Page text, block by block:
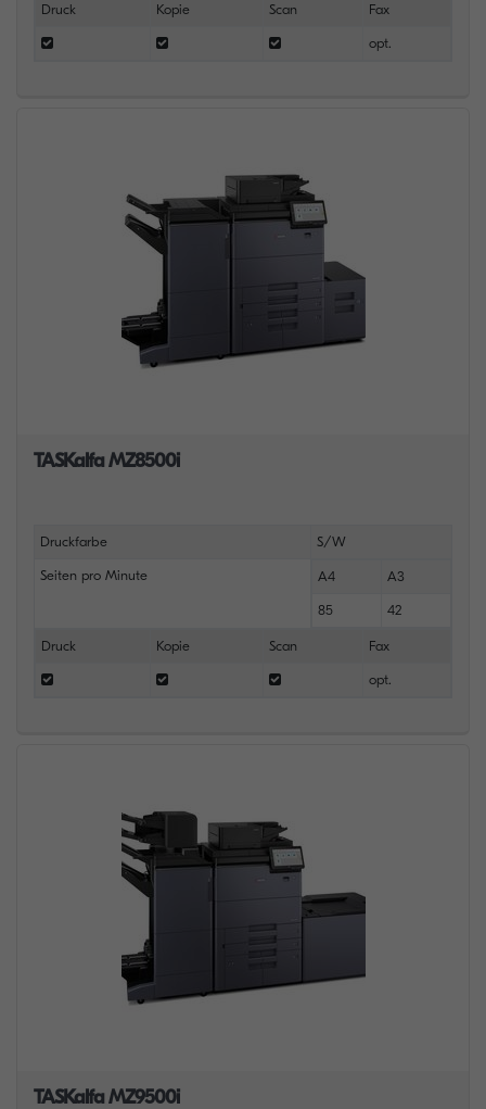
Druck Kopie Scan Fax
opt.
TASKalfa MZ8500i
Druckfarbe S/W
Seiten pro Minute A4 A3
85 42
Druck Kopie Scan Fax
opt.
TASKalfa MZ9500i